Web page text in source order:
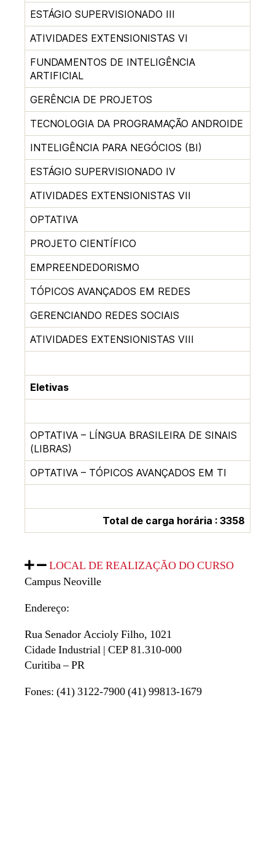
ESTÁGIO SUPERVISIONADO III
ATIVIDADES EXTENSIONISTAS VI
FUNDAMENTOS DE INTELIGÊNCIA
ARTIFICIAL
GERÊNCIA DE PROJETOS
TECNOLOGIA DA PROGRAMAÇÃO ANDROIDE
INTELIGÊNCIA PARA NEGÓCIOS (BI)
ESTÁGIO SUPERVISIONADO IV
ATIVIDADES EXTENSIONISTAS VII
OPTATIVA
PROJETO CIENTÍFICO
EMPREENDEDORISMO
TÓPICOS AVANÇADOS EM REDES
GERENCIANDO REDES SOCIAIS
ATIVIDADES EXTENSIONISTAS VIII
Eletivas
OPTATIVA – LÍNGUA BRASILEIRA DE SINAIS
(LIBRAS)
OPTATIVA – TÓPICOS AVANÇADOS EM TI
Total de carga horária : 3358
LOCAL DE REALIZAÇÃO DO CURSO
Campus Neoville
Endereço:
Rua Senador Accioly Filho, 1021
Cidade Industrial | CEP 81.310-000
Curitiba – PR
Fones: (41) 3122-7900 (41) 99813-1679